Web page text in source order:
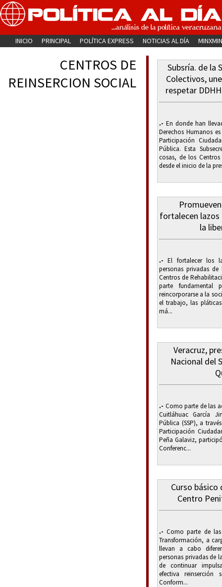
INICIO PRINCIPAL POLÍTICA EXPRESS NOTICIAS AL DÍA
CENTROS DE
REINSERCION SOCIAL
Subsría. de la
Colectivos,
respetar
.- En donde han
Derechos Humanos
Participación
Pública. Esta
cosas, de los
desde el inicio de la
fortalecen lazos
la
.- El fortalecer los
personas privadas
Centros de
parte fundamental
reincorporarse a la
el trabajo, las
má...
Veracruz,
Nacional del
.- Como parte de las
Cuitláhuac García
Pública (SSP), a
Participación
Peña Galaviz,
Conferenc...
Curso
Centro
.- Como parte de
Transformación, a
llevan a cabo
personas privadas de
de continuar
efectiva
Conform...